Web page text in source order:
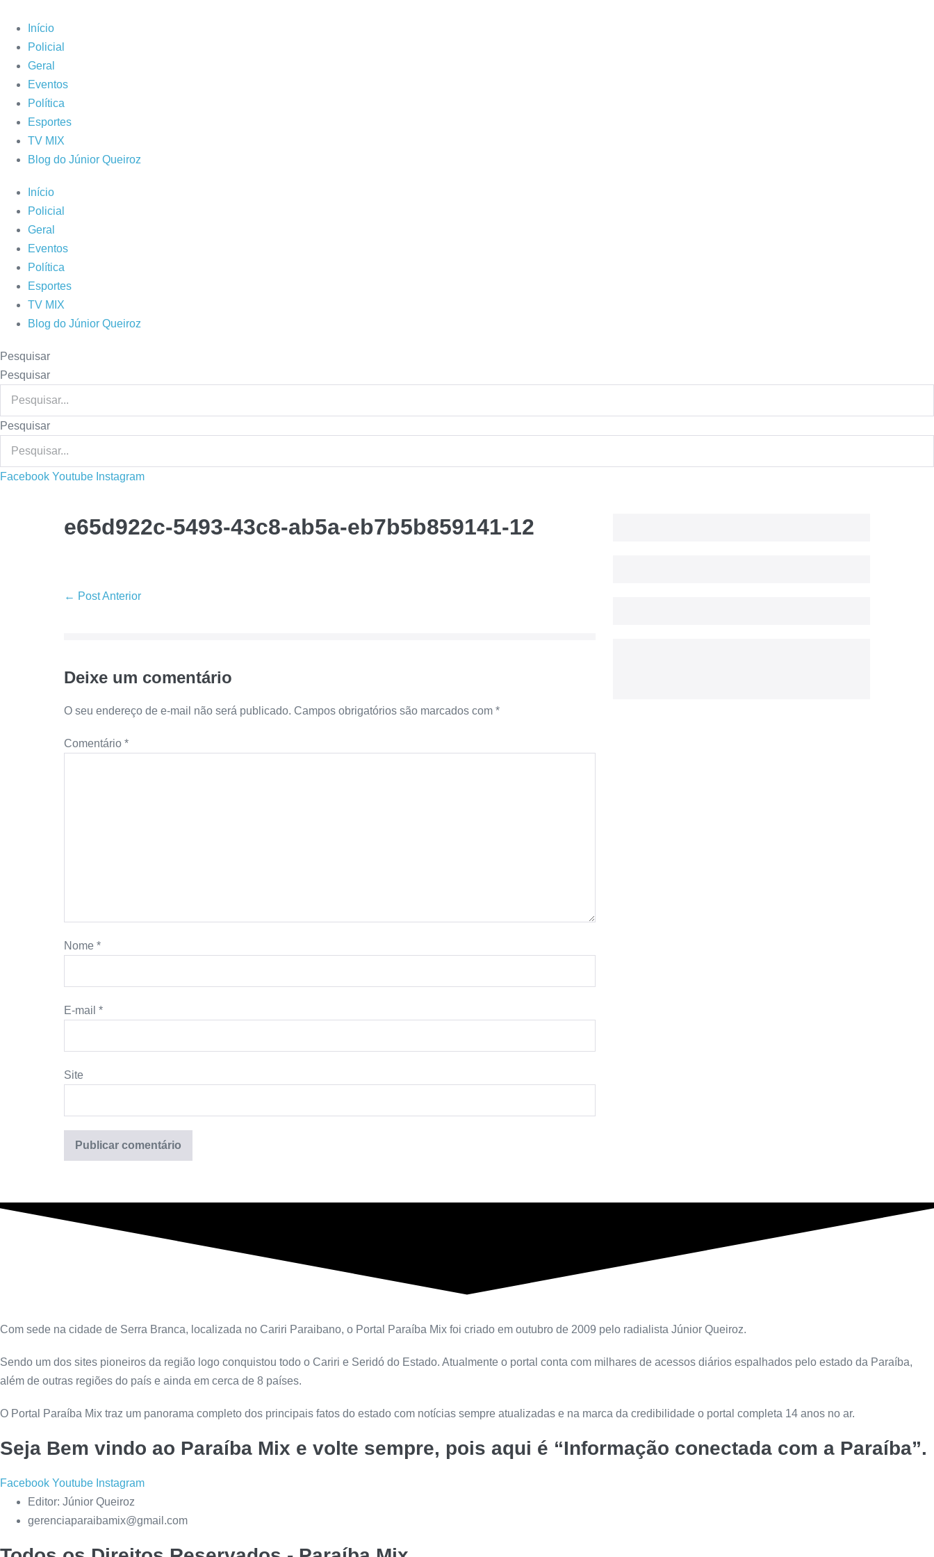
para
conteúdo
Início
Policial
Geral
Eventos
Política
Esportes
TV MIX
Blog do Júnior Queiroz
Início
Policial
Geral
Eventos
Política
Esportes
TV MIX
Blog do Júnior Queiroz
Pesquisar
Pesquisar
Pesquisar
Facebook Youtube Instagram
e65d922c-5493-43c8-ab5a-eb7b5b859141-12
Navegação
← Post Anterior
Deixe um comentário
O seu endereço de e-mail não será publicado. Campos obrigatórios são marcados com *
Comentário *
Nome *
E-mail *
Site
Com sede na cidade de Serra Branca, localizada no Cariri Paraibano, o Portal Paraíba Mix foi criado em outubro de 2009 pelo radialista Júnior Queiroz.
Sendo um dos sites pioneiros da região logo conquistou todo o Cariri e Seridó do Estado. Atualmente o portal conta com milhares de acessos diários espalhados pelo estado da Paraíba,
além de outras regiões do país e ainda em cerca de 8 países.
O Portal Paraíba Mix traz um panorama completo dos principais fatos do estado com notícias sempre atualizadas e na marca da credibilidade o portal completa 14 anos no ar.
Seja Bem vindo ao Paraíba Mix e volte sempre, pois aqui é “Informação conectada com a Paraíba”.
Facebook Youtube Instagram
Editor: Júnior Queiroz
gerenciaparaibamix@gmail.com